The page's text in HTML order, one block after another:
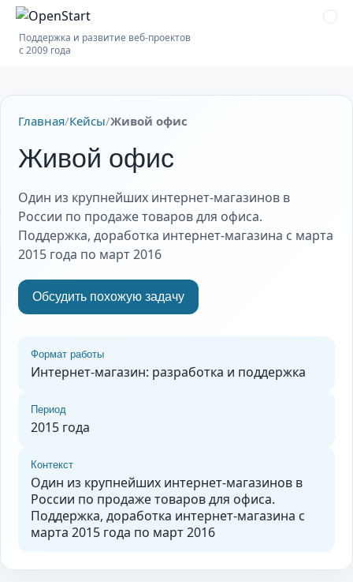
Поддержка и развитие веб-проектов
с 2009 года
Главная/Кейсы/Живой офис
Живой офис
Один из крупнейших интернет-магазинов в
России по продаже товаров для офиса.
Поддержка, доработка интернет-магазина с марта
2015 года по март 2016
Обсудить похожую задачу
Формат работы
Интернет-магазин: разработка и поддержка
Период
2015 года
Контекст
Один из крупнейших интернет-магазинов в
России по продаже товаров для офиса.
Поддержка, доработка интернет-магазина с
марта 2015 года по март 2016